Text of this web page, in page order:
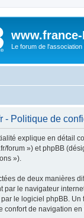
Le forum de
- Politique de
explique en détail
forum ») et phpBB
»).
de deux manières
par le navigateur
le logiciel phpBB.
confort de navigation en